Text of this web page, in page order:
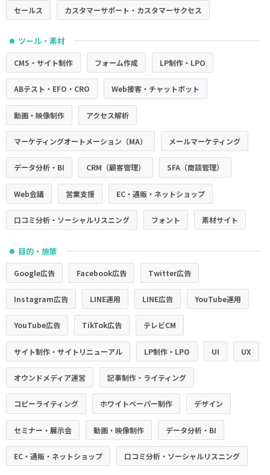
セールス カスタマーサポート・カスタマーサクセス
● ツール・素材
CMS・サイト制作 フォーム作成 LP制作・LPO
ABテスト・EFO・CRO Web接客・チャットボット
動画・映像制作 アクセス解析
マーケティングオートメーション（MA） メールマーケティング
データ分析・BI CRM（顧客管理） SFA（商談管理）
Web会議 営業支援 EC・通販・ネットショップ
口コミ分析・ソーシャルリスニング フォント 素材サイト
● 目的・施策
Google広告 Facebook広告 Twitter広告
Instagram広告 LINE運用 LINE広告 YouTube運用
YouTube広告 TikTok広告 テレビCM
サイト制作・サイトリニューアル LP制作・LPO UI UX
オウンドメディア運営 記事制作・ライティング
コピーライティング ホワイトペーパー制作 デザイン
セミナー・展示会 動画・映像制作 データ分析・BI
EC・通販・ネットショップ 口コミ分析・ソーシャルリスニング